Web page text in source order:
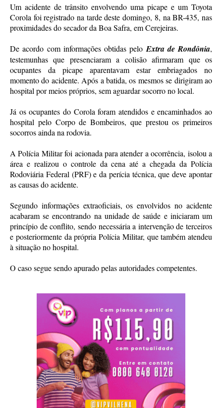
Um acidente de trânsito envolvendo uma picape e um Toyota
Corola foi registrado na tarde deste domingo, 8, na BR-435, nas
proximidades do secador da Boa Safra, em Cerejeiras.
De acordo com informações obtidas pelo Extra de Rondônia,
testemunhas que presenciaram a colisão afirmaram que os
ocupantes da picape aparentavam estar embriagados no
momento do acidente. Após a batida, os mesmos se dirigiram ao
hospital por meios próprios, sem aguardar socorro no local.
Já os ocupantes do Corola foram atendidos e encaminhados ao
hospital pelo Corpo de Bombeiros, que prestou os primeiros
socorros ainda na rodovia.
A Polícia Militar foi acionada para atender a ocorrência, isolou a
área e realizou o controle da cena até a chegada da Polícia
Rodoviária Federal (PRF) e da perícia técnica, que deve apontar
as causas do acidente.
Segundo informações extraoficiais, os envolvidos no acidente
acabaram se encontrando na unidade de saúde e iniciaram um
princípio de conflito, sendo necessária a intervenção de terceiros
e posteriormente da própria Polícia Militar, que também atendeu
à situação no hospital.
O caso segue sendo apurado pelas autoridades competentes.